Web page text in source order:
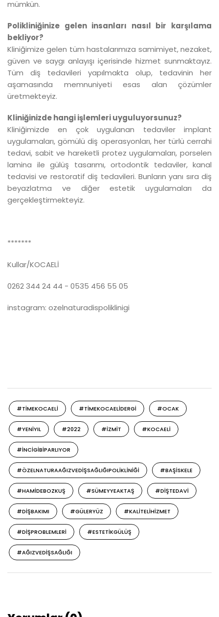
mümkün.
Polikliniğinize gelen insanları nasıl bir karşılama
bekliyor?
Kliniğimize gelen tüm hastalarımıza samimiyet, nezaket,
güven ve saygı anlayışı içerisinde hizmet sunmaktayız.
Tüm diş tedavileri yapılmakta olup, tedavinin her
aşamasında memnuniyeti esas alan çözümler
üretmekteyiz.
Kliniğinizde hangi işlemleri uyguluyorsunuz?
Kliniğimizde en çok uygulanan tedaviler implant
uygulamaları, gömülü diş operasyonları, her türlü cerrahi
tedavi, sabit ve hareketli protez uygulamaları, porselen
lamina ile gülüş tasarımı, ortodontik tedaviler, kanal
tedavisi ve restoratif diş tedavileri. Bunların yanı sıra diş
beyazlatma ve diğer estetik uygulamaları da
gerçekleştirmekteyiz.
*******
Kullar/KOCAELİ
0262 344 24 44 - 0535 456 55 05
instagram: ozelnaturadispoliklinigi
#TIMEKOCAELI #TIMEKOCAELIDERGI #OCAK
#YENIYIL #2022 #IZMIT #KOCAELI
#INCIGIBIPARLIYOR
#ÖZELNATURAAĞIZVEDIŞSAĞLIĞIPOLIKLINIĞI #BAŞISKELE
#HAMIDEBOZKUŞ #SÜMEYYEAKTAŞ #DIŞTEDAVI
#DIŞBAKIMI #GÜLERYÜZ #KALITELIHIZMET
#DIŞPROBLEMLERI #ESTETIKGÜLÜŞ
#AĞIZVEDIŞSAĞLIĞI